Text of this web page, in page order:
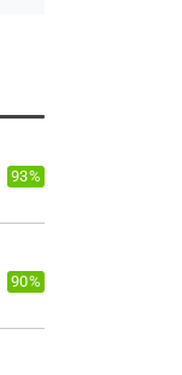
93%
90%